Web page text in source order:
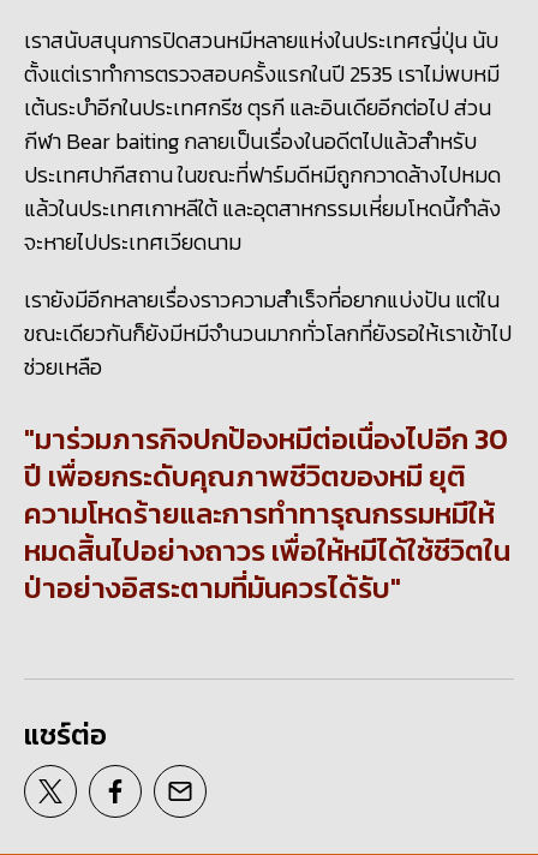
เราสนับสนุนการปิดสวนหมีหลายแห่งในประเทศญี่ปุ่น นับ
ตั้งแต่เราทำการตรวจสอบครั้งแรกในปี2535เราไม่พบหมี
เต้นระบำอีกในประเทศกรีซ ตุรกี และอินเดียอีกต่อไป ส่วน
กีฬาBear baitingกลายเป็นเรื่องในอดีตไปแล้วสำหรับ
ประเทศปากีสถาน ในขณะที่ฟาร์มดีหมีถูกกวาดล้างไปหมด
แล้วในประเทศเกาหลีใต้ และอุตสาหกรรมเหี่ยมโหดนี้กำลัง
จะหายไปประเทศเวียดนาม
เรายังมีอีกหลายเรื่องราวความสำเร็จที่อยากแบ่งปัน แต่ใน
ขณะเดียวกันก็ยังมีหมีจำนวนมากทั่วโลกที่ยังรอให้เราเข้าไป
ช่วยเหลือ
มาร่วมภารกิจปกป้องหมีต่อเนื่องไปอีก 30
ปี เพื่อยกระดับคุณภาพชีวิตของหมี ยุติ
ความโหดร้ายและการทำทารุณกรรมหมีให้
หมดสิ้นไปอย่างถาวร เพื่อให้หมีได้ใช้ชีวิตใน
ป่าอย่างอิสระตามที่มันควรได้รับ
แชร์ต่อ